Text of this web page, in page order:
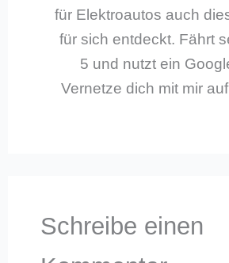
für Elektroautos auch
für sich entdeckt. Fährt
5 und nutzt ein
Vernetze dich mit mir auf
Schreibe einen